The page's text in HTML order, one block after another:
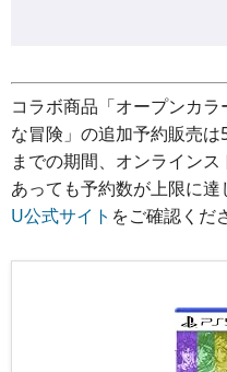
コラボ商品「オープンカ
な冒険」の追加予約販売
までの期間、オンライン
あっても予約数が上限に
U公式サイト をご確認くだ